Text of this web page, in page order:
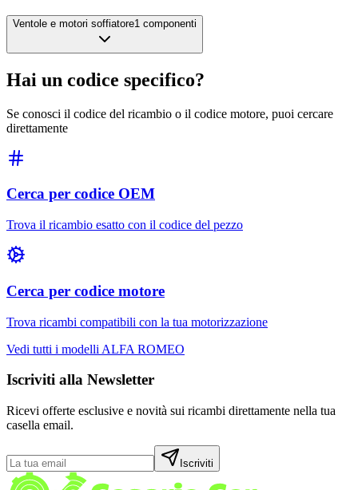
Ventole e motori soffiatore1 componenti
Hai un codice specifico?
Se conosci il codice del ricambio o il codice motore, puoi cercare
direttamente
Cerca per codice OEM
Trova il ricambio esatto con il codice del pezzo
Cerca per codice motore
Trova ricambi compatibili con la tua motorizzazione
Vedi tutti i modelli ALFA ROMEO
Iscriviti alla Newsletter
Ricevi offerte esclusive e novità sui ricambi direttamente nella tua
casella email.
Iscriviti